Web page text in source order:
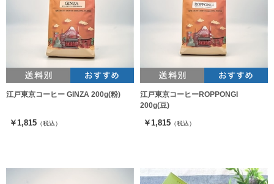
江戸東京コーヒー GINZA 200g(粉)
￥1,815 （税込）
江戸東京コーヒーROPPONGI
200g(豆)
￥1,815 （税込）